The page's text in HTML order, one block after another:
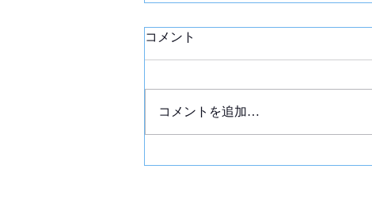
コメント
コメントを追加…